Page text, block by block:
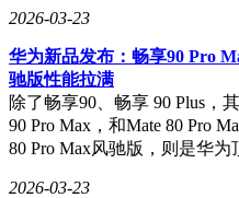
2026-03-23
华为新品发布：畅享90 Pro
驰版性能拉满
除了畅享90、畅享 90 Plus，
90 Pro Max，和Mate 80 Pro
80 Pro Max风驰版，则是华
2026-03-23